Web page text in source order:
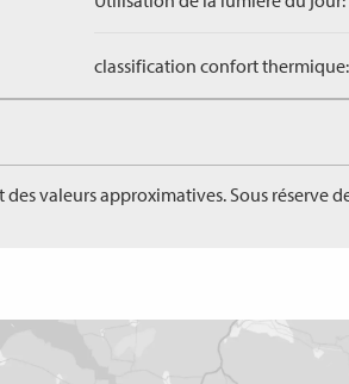
classification confort thermique:
des valeurs approximatives. Sous réserve